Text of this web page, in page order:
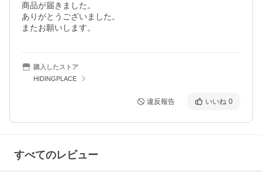
商品が届きました。
ありがとうございました。
またお願いします。
購入したストア
HIDINGPLACE
違反報告 いいね 0
すべてのレビュー